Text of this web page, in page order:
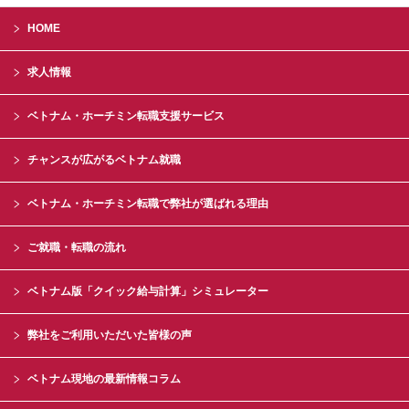
HOME
求人情報
ベトナム・ホーチミン転職支援サービス
チャンスが広がるベトナム就職
ベトナム・ホーチミン転職で弊社が選ばれる理由
ご就職・転職の流れ
ベトナム版「クイック給与計算」シミュレーター
弊社をご利用いただいた皆様の声
ベトナム現地の最新情報コラム